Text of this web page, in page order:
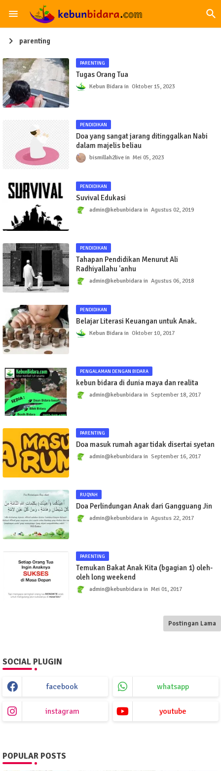
parenting
PARENTING
Tugas Orang Tua
Kebun Bidara Oktober 15, 2023
PENDIDIKAN
Doa yang sangat jarang ditinggalkan Nabi
dalam majelis beliau
bismillah2live Mei 05, 2023
PENDIDIKAN
Suvival Edukasi
admin@kebunbidara Agustus 02, 2019
PENDIDIKAN
Tahapan Pendidikan Menurut Ali
Radhiyallahu 'anhu
admin@kebunbidara Agustus 06, 2018
PENDIDIKAN
Belajar Literasi Keuangan untuk Anak.
Kebun Bidara Oktober 10, 2017
PENGALAMAN DENGAN BIDARA
kebun bidara di dunia maya dan realita
admin@kebunbidara September 18, 2017
PARENTING
Doa masuk rumah agar tidak disertai syetan
admin@kebunbidara September 16, 2017
RUQYAH
Doa Perlindungan Anak dari Gangguang Jin
admin@kebunbidara Agustus 22, 2017
PARENTING
Temukan Bakat Anak Kita (bgagian 1) oleh-
oleh long weekend
admin@kebunbidara Mei 01, 2017
Postingan Lama
SOCIAL PLUGIN
facebook whatsapp
instagram youtube
POPULAR POSTS